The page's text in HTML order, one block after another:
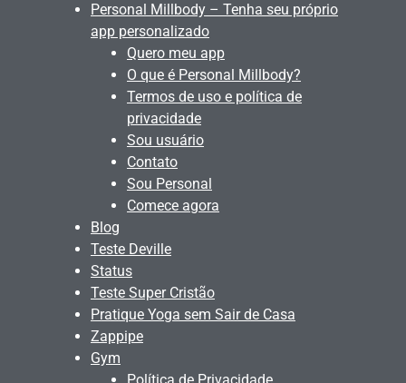
Personal Millbody – Tenha seu próprio
app personalizado
Quero meu app
O que é Personal Millbody?
Termos de uso e política de
privacidade
Sou usuário
Contato
Sou Personal
Comece agora
Blog
Teste Deville
Status
Teste Super Cristão
Pratique Yoga sem Sair de Casa
Zappipe
Gym